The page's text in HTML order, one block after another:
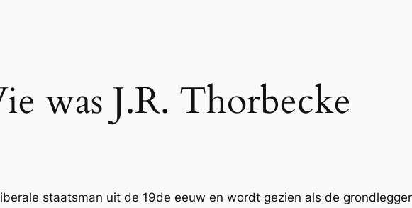
was J.R. Thorbecke
staatsman uit de 19de eeuw en wordt gezien als de